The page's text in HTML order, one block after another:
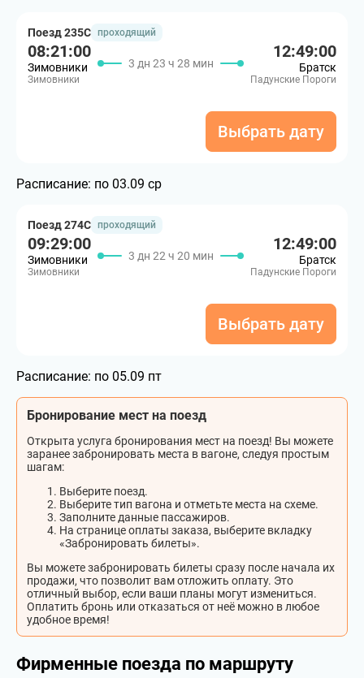
Поезд 235С проходящий
08:21:00
Зимовники
Зимовники
3 дн 23 ч 28 мин
12:49:00
Братск
Падунские Пороги
Выбрать дату
Расписание: по 03.09 ср
Поезд 274С проходящий
09:29:00
Зимовники
Зимовники
3 дн 22 ч 20 мин
12:49:00
Братск
Падунские Пороги
Выбрать дату
Расписание: по 05.09 пт
Бронирование мест на поезд
Открыта услуга бронирования мест на поезд! Вы можете
заранее забронировать места в вагоне, следуя простым
шагам:
Выберите поезд.
Выберите тип вагона и отметьте места на схеме.
Заполните данные пассажиров.
На странице оплаты заказа, выберите вкладку
«Забронировать билеты».
Вы можете забронировать билеты сразу после начала их
продажи, что позволит вам отложить оплату. Это
отличный выбор, если ваши планы могут измениться.
Оплатить бронь или отказаться от неё можно в любое
удобное время!
Фирменные поезда по маршруту